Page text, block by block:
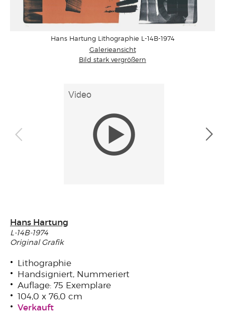
Hans Hartung Lithographie L-14B-1974
Galerieansicht
Bild stark vergrößern
Hans Hartung
L-14B-1974
Original Grafik
Lithographie
Handsigniert, Nummeriert
Auflage: 75 Exemplare
104,0 x 76,0 cm
Verkauft